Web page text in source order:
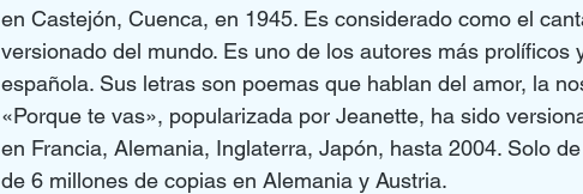
en Castejón, Cuenca, en 1945. Es considerado como el
versionado del mundo. Es uno de los autores más prolíficos
española. Sus letras son poemas que hablan del amor, la
«Porque te vas», popularizada por Jeanette, ha sido
en Francia, Alemania, Inglaterra, Japón, hasta 2004. Solo
de 6 millones de copias en Alemania y Austria.